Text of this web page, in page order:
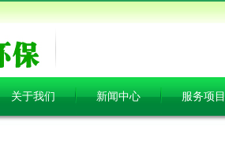
关于我们 新闻中心 服务项目